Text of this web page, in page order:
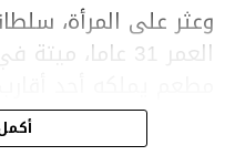
وعثر على المرأة،
العمر 31 عاما،
ووفقا لتقرير الطبيب